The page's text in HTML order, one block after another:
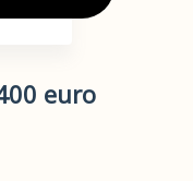
euro